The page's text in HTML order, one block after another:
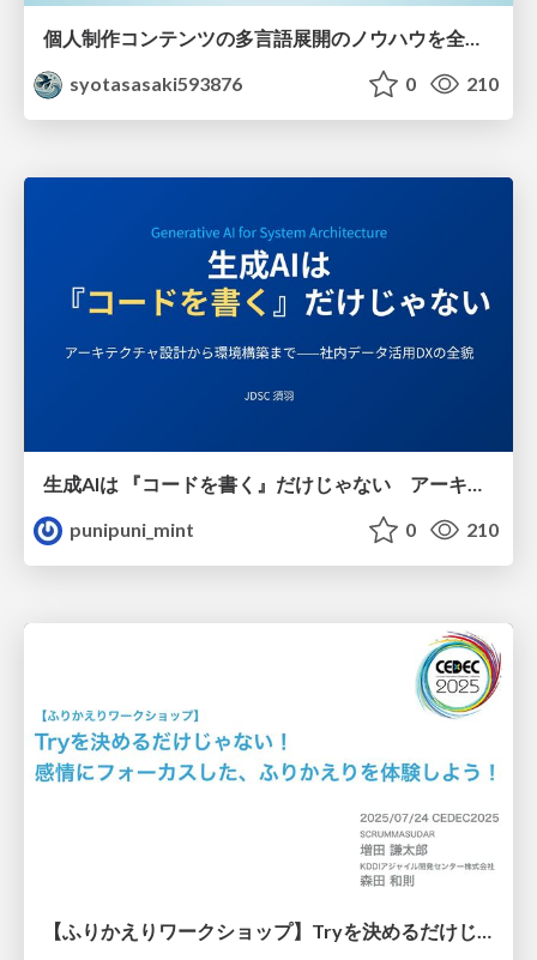
個人制作コンテンツの多言語展開のノウハウを全公開！ 〜世界に自分を発信しよう！〜
syotasasaki593876
0 210
生成AIは 『コードを書く』だけじゃない アーキテクチャ設計から環境構築まで——社内データ活用DXの全貌
punipuni_mint
0 210